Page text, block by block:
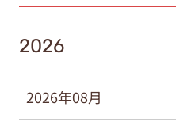
2026
2026年08月